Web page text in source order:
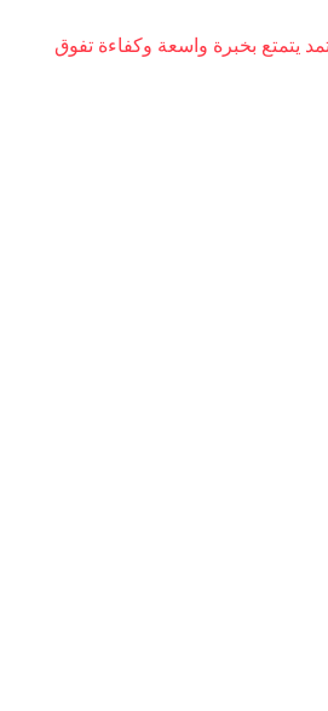
يتمتع بخبرة واسعة وكفاءة تفوق